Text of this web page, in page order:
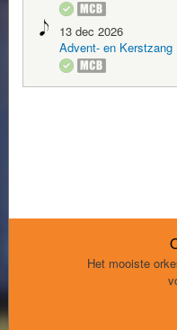
13 dec 2026
Advent- en Kerstzang
Het mooiste